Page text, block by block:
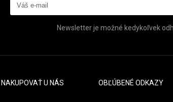
Newsletter je možné kedykoľvek
NAKUPOVAŤ U NÁS OBĽÚBENÉ ODKAZY